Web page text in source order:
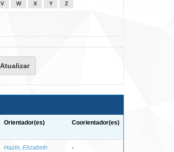
V W X Y Z
Orientador(es) Coorientador(es)
Hazin, Elizabeth -